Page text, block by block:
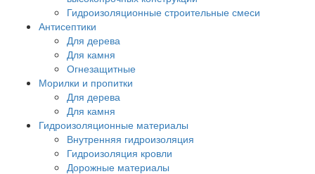
Гидроизоляционные строительные смеси
Антисептики
Для дерева
Для камня
Огнезащитные
Морилки и пропитки
Для дерева
Для камня
Гидроизоляционные материалы
Внутренняя гидроизоляция
Гидроизоляция кровли
Дорожные материалы